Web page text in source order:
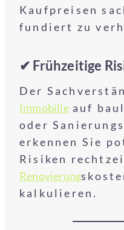
Kaufpreisen
fundiert zu
✔ Frühzeitige
Der
Immobilieauf
oder
erkennen Sie
Risiken
Renovierung
kalkulieren.